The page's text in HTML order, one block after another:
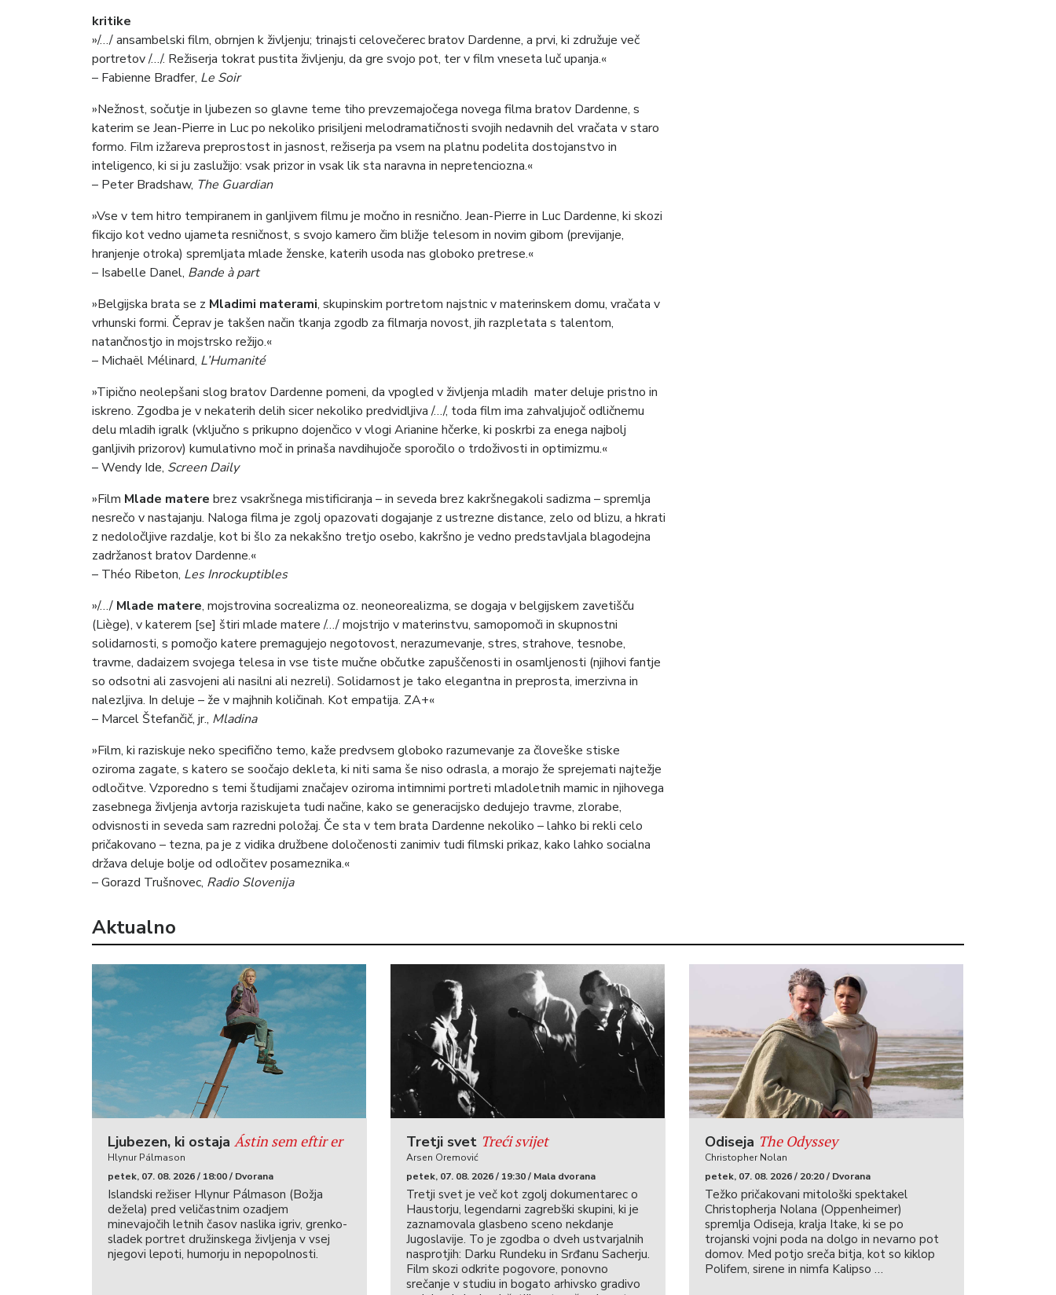
kritike
»/…/ ansambelski film, obrnjen k življenju; trinajsti celovečerec bratov Dardenne, a prvi, ki združuje več
portretov /…/. Režiserja tokrat pustita življenju, da gre svojo pot, ter v film vneseta luč upanja.«
– Fabienne Bradfer, Le Soir
»Nežnost, sočutje in ljubezen so glavne teme tiho prevzemajočega novega filma bratov Dardenne, s
katerim se Jean-Pierre in Luc po nekoliko prisiljeni melodramatičnosti svojih nedavnih del vračata v staro
formo. Film izžareva preprostost in jasnost, režiserja pa vsem na platnu podelita dostojanstvo in
inteligenco, ki si ju zaslužijo: vsak prizor in vsak lik sta naravna in nepretenciozna.«
– Peter Bradshaw, The Guardian
»Vse v tem hitro tempiranem in ganljivem filmu je močno in resnično. Jean-Pierre in Luc Dardenne, ki skozi
fikcijo kot vedno ujameta resničnost, s svojo kamero čim bližje telesom in novim gibom (previjanje,
hranjenje otroka) spremljata mlade ženske, katerih usoda nas globoko pretrese.«
– Isabelle Danel, Bande à part
»Belgijska brata se z Mladimi materami, skupinskim portretom najstnic v materinskem domu, vračata v
vrhunski formi. Čeprav je takšen način tkanja zgodb za filmarja novost, jih razpletata s talentom,
natančnostjo in mojstrsko režijo.«
– Michaël Mélinard, L’Humanité
»Tipično neolepšani slog bratov Dardenne pomeni, da vpogled v življenja mladih mater deluje pristno in
iskreno. Zgodba je v nekaterih delih sicer nekoliko predvidljiva /…/, toda film ima zahvaljujoč odličnemu
delu mladih igralk (vključno s prikupno dojenčico v vlogi Arianine hčerke, ki poskrbi za enega najbolj
ganljivih prizorov) kumulativno moč in prinaša navdihujoče sporočilo o trdoživosti in optimizmu.«
– Wendy Ide, Screen Daily
»Film Mlade matere brez vsakršnega mistificiranja – in seveda brez kakršnegakoli sadizma – spremlja
nesrečo v nastajanju. Naloga filma je zgolj opazovati dogajanje z ustrezne distance, zelo od blizu, a hkrati
z nedoločljive razdalje, kot bi šlo za nekakšno tretjo osebo, kakršno je vedno predstavljala blagodejna
zadržanost bratov Dardenne.«
– Théo Ribeton, Les Inrockuptibles
»/…/ Mlade matere, mojstrovina socrealizma oz. neoneorealizma, se dogaja v belgijskem zavetišču
(Liège), v katerem [se] štiri mlade matere /…/ mojstrijo v materinstvu, samopomoči in skupnostni
solidarnosti, s pomočjo katere premagujejo negotovost, nerazumevanje, stres, strahove, tesnobe,
travme, dadaizem svojega telesa in vse tiste mučne občutke zapuščenosti in osamljenosti (njihovi fantje
so odsotni ali zasvojeni ali nasilni ali nezreli). Solidarnost je tako elegantna in preprosta, imerzivna in
nalezljiva. In deluje – že v majhnih količinah. Kot empatija. ZA+«
– Marcel Štefančič, jr., Mladina
»Film, ki raziskuje neko specifično temo, kaže predvsem globoko razumevanje za človeške stiske
oziroma zagate, s katero se soočajo dekleta, ki niti sama še niso odrasla, a morajo že sprejemati najtežje
odločitve. Vzporedno s temi študijami značajev oziroma intimnimi portreti mladoletnih mamic in njihovega
zasebnega življenja avtorja raziskujeta tudi načine, kako se generacijsko dedujejo travme, zlorabe,
odvisnosti in seveda sam razredni položaj. Če sta v tem brata Dardenne nekoliko – lahko bi rekli celo
pričakovano – tezna, pa je z vidika družbene določenosti zanimiv tudi filmski prikaz, kako lahko socialna
država deluje bolje od odločitev posameznika.«
– Gorazd Trušnovec, Radio Slovenija
Aktualno
Ljubezen, ki ostaja Ástin sem eftir er
Hlynur Pálmason
petek, 07. 08. 2026 / 18:00 / Dvorana
Islandski režiser Hlynur Pálmason (Božja
dežela) pred veličastnim ozadjem
minevajočih letnih časov naslika igriv, grenko-
sladek portret družinskega življenja v vsej
njegovi lepoti, humorju in nepopolnosti.
Tretji svet Treći svijet
Arsen Oremović
petek, 07. 08. 2026 / 19:30 / Mala dvorana
Tretji svet je več kot zgolj dokumentarec o
Haustorju, legendarni zagrebški skupini, ki je
zaznamovala glasbeno sceno nekdanje
Jugoslavije. To je zgodba o dveh ustvarjalnih
nasprotjih: Darku Rundeku in Srđanu Sacherju.
Film skozi odkrite pogovore, ponovno
srečanje v studiu in bogato arhivsko gradivo
Odiseja The Odyssey
Christopher Nolan
petek, 07. 08. 2026 / 20:20 / Dvorana
Težko pričakovani mitološki spektakel
Christopherja Nolana (Oppenheimer)
spremlja Odiseja, kralja Itake, ki se po
trojanski vojni poda na dolgo in nevarno pot
domov. Med potjo sreča bitja, kot so kiklop
Polifem, sirene in nimfa Kalipso …